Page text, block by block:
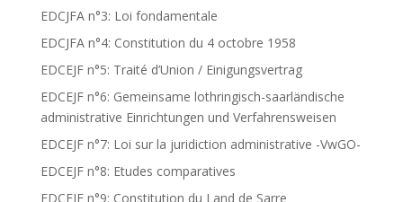
EDCJFA n°3: Loi fondamentale
EDCJFA n°4: Constitution du 4 octobre 1958
EDCEJF n°5: Traité d’Union / Einigungsvertrag
EDCEJF n°6: Gemeinsame lothringisch-saarländische
administrative Einrichtungen und Verfahrensweisen
EDCEJF n°7: Loi sur la juridiction administrative -VwGO-
EDCEJF n°8: Etudes comparatives
EDCEJF n°9: Constitution du Land de Sarre